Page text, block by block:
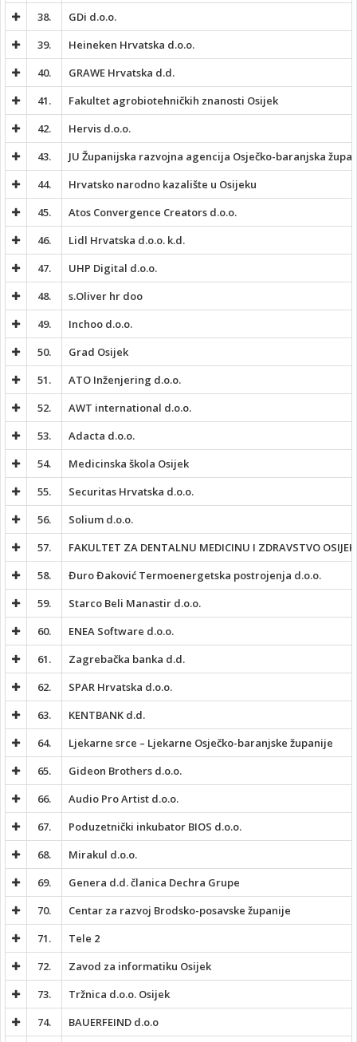
38.
GDi d.o.o.
39.
Heineken Hrvatska d.o.o.
40.
GRAWE Hrvatska d.d.
41.
Fakultet agrobiotehničkih znanosti Osijek
42.
Hervis d.o.o.
43.
JU Županijska razvojna agencija Osječko-baranjska
44.
Hrvatsko narodno kazalište u Osijeku
45.
Atos Convergence Creators d.o.o.
46.
Lidl Hrvatska d.o.o. k.d.
47.
UHP Digital d.o.o.
48.
s.Oliver hr doo
49.
Inchoo d.o.o.
50.
Grad Osijek
51.
ATO Inženjering d.o.o.
52.
AWT international d.o.o.
53.
Adacta d.o.o.
54.
Medicinska škola Osijek
55.
Securitas Hrvatska d.o.o.
56.
Solium d.o.o.
57.
FAKULTET ZA DENTALNU MEDICINU I ZDRAVSTVO OSIJEK
58.
Đuro Đaković Termoenergetska postrojenja d.o.o.
59.
Starco Beli Manastir d.o.o.
60.
ENEA Software d.o.o.
61.
Zagrebačka banka d.d.
62.
SPAR Hrvatska d.o.o.
63.
KENTBANK d.d.
64.
Ljekarne srce – Ljekarne Osječko-baranjske županije
65.
Gideon Brothers d.o.o.
66.
Audio Pro Artist d.o.o.
67.
Poduzetnički inkubator BIOS d.o.o.
68.
Mirakul d.o.o.
69.
Genera d.d. članica Dechra Grupe
70.
Centar za razvoj Brodsko-posavske županije
71.
Tele 2
72.
Zavod za informatiku Osijek
73.
Tržnica d.o.o. Osijek
74.
BAUERFEIND d.o.o